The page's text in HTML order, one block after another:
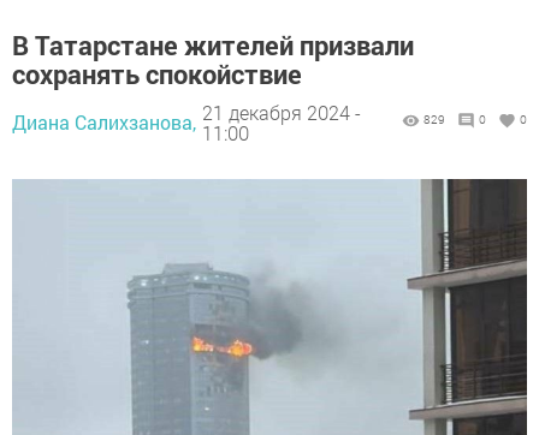
В Татарстане жителей призвали
сохранять спокойствие
Диана Салихзанова, 21 декабря 2024 -
11:00
829 0 0